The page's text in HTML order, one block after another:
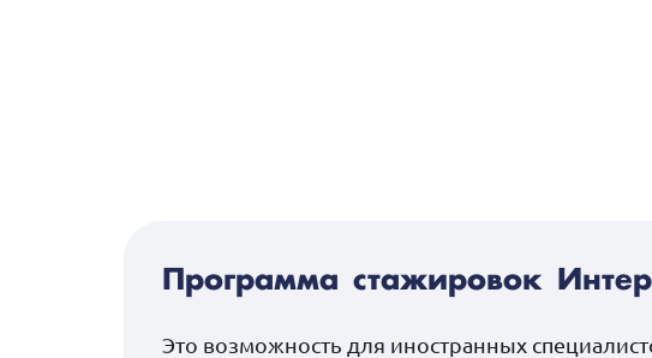
Программа стажировок
Это возможность для иностранных